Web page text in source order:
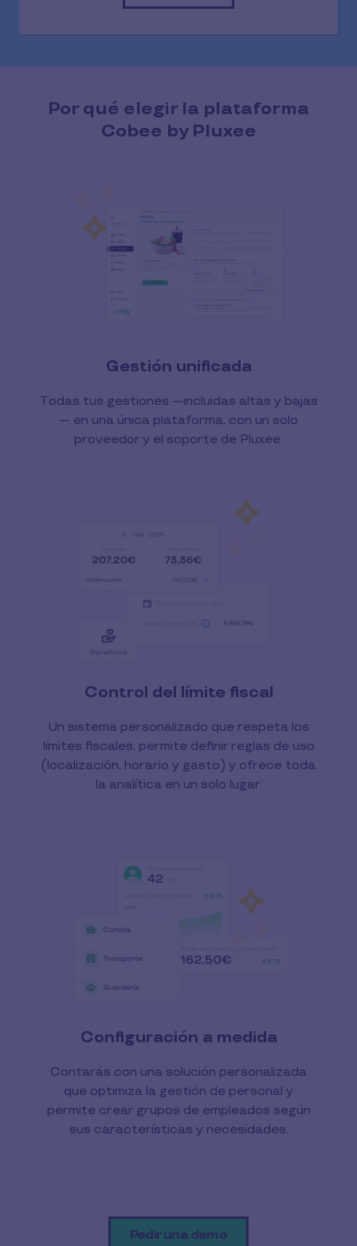
Por qué elegir la plataforma
Cobee by Pluxee
Gestión unificada
Todas tus gestiones —incluidas altas y bajas
— en una única plataforma, con un solo
proveedor y el soporte de Pluxee.
Control del límite fiscal
Un sistema personalizado que respeta los
límites fiscales, permite definir reglas de uso
(localización, horario y gasto) y ofrece toda
la analítica en un solo lugar.
Configuración a medida
Contarás con una solución personalizada
que optimiza la gestión de personal y
permite crear grupos de empleados según
sus características y necesidades.
Pedir una demo